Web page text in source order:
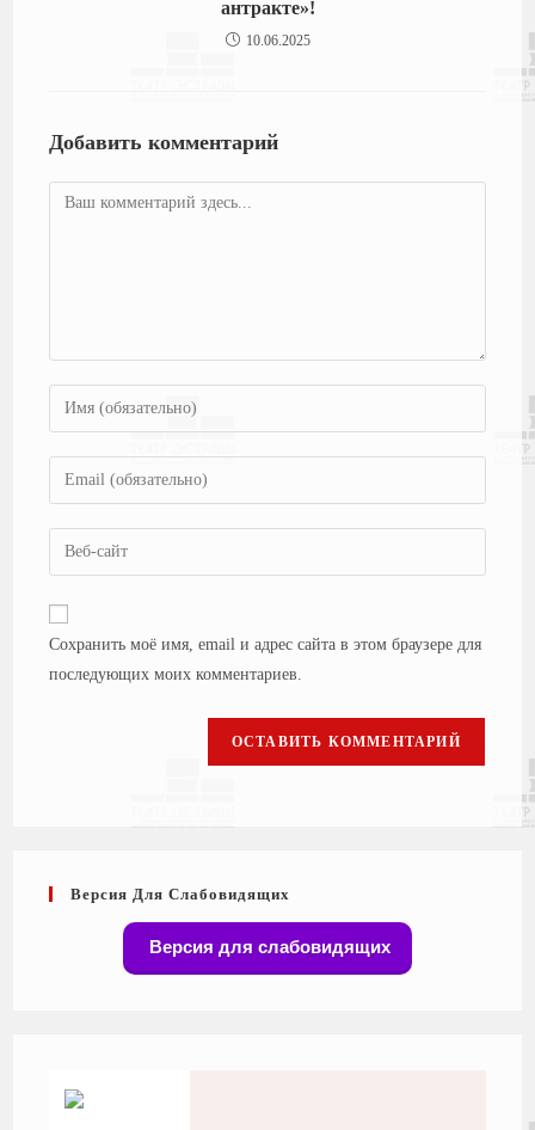
антракте»!
10.06.2025
Добавить комментарий
Сохранить моё имя, email и адрес сайта в этом браузере для
последующих моих комментариев.
Версия Для Слабовидящих
Версия для слабовидящих